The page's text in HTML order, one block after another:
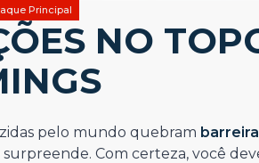
Principal
NO
pelo mundo quebram
Com certeza, você